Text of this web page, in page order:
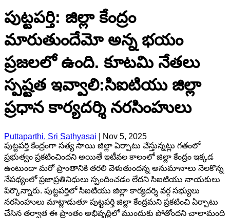
పుట్టపర్తి: జిల్లా కేంద్రం
మారుతుందేమో అన్న భయం
ప్రజలలో ఉంది. కూటమి నేతలు
స్పష్టత ఇవ్వాలి:సిఐటియు జిల్లా
ప్రధాన కార్యదర్శి నరసింహులు
Puttaparthi, Sri Sathyasai
Nov 5, 2025
పుట్టపర్తి కేంద్రంగా సత్య సాయి జిల్లా ఏర్పాటు చేస్తున్నట్లు గతంలో
ప్రభుత్వం ప్రకటించిందని అయితే ఇటీవల కాలంలో జిల్లా కేంద్రం ఇక్కడ
ఉంటుందా మరో ప్రాంతానికి తరలి వెళుతుందన్న అనుమానాలు నెలకొన్న
నేపథ్యంలో ప్రజాప్రతినిధులు స్పందించడం లేదని సిఐటియు నాయకులు
పేర్కొన్నారు. పుట్టపర్తిలో సిఐటియు జిల్లా కార్యదర్శి వర్గ సభ్యులు
నరసింహులు మాట్లాడుతూ పుట్టపర్తి జిల్లా కేంద్రమని ప్రకటించి ఏర్పాటు
చేసిన తర్వాత ఈ ప్రాంతం అభివృద్ధిలో ముందుకు పోతోందని చాలామంది